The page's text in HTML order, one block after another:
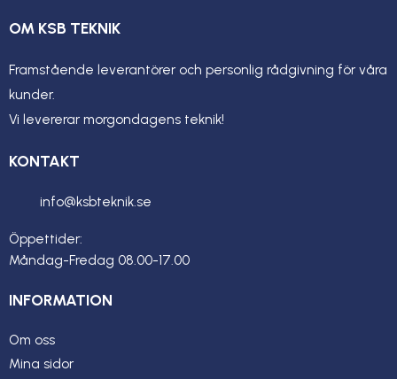
OM KSB TEKNIK
Framstående leverantörer och personlig rådgivning för våra
kunder.
Vi levererar morgondagens teknik!
KONTAKT
info@ksbteknik.se
Öppettider:
Måndag-Fredag 08.00-17.00
INFORMATION
Om oss
Mina sidor